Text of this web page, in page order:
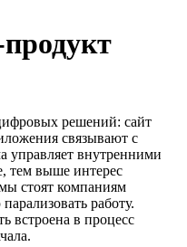
решений: сайт
связывают с
управляет внутренними
тем выше интерес
стоят компаниям
работу.
встроена в процесс